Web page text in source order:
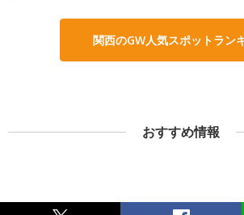
関西のGW人気スポットラン
おすすめ情報